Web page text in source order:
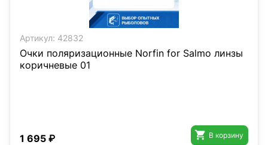
Артикул: 42832
Очки поляризационные Norfin for Salmo линзы
коричневые 01
1 695 ₽  В корзину